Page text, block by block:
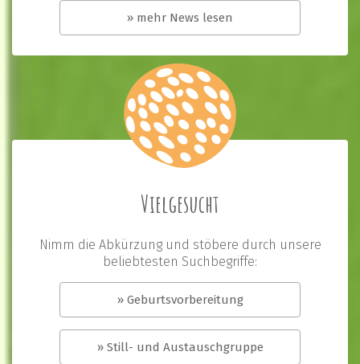
» mehr News lesen
Vielgesucht
Nimm die Abkürzung und stöbere durch unsere
beliebtesten Suchbegriffe:
» Geburtsvorbereitung
» Still- und Austauschgruppe